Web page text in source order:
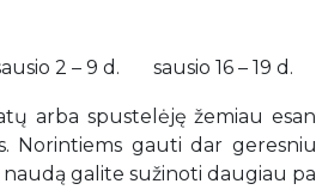
2 – 9 d. sausio 16 – 19 d.
arba spustelėję žemiau
Norintiems gauti dar
galite sužinoti daugiau